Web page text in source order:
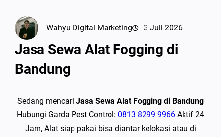
Wahyu Digital Marketing 3 Juli 2026
Jasa Sewa Alat Fogging di
Bandung
Sedang mencari Jasa Sewa Alat Fogging di Bandung
Hubungi Garda Pest Control: 0813 8299 9966 Aktif 24
Jam, Alat siap pakai bisa diantar kelokasi atau di